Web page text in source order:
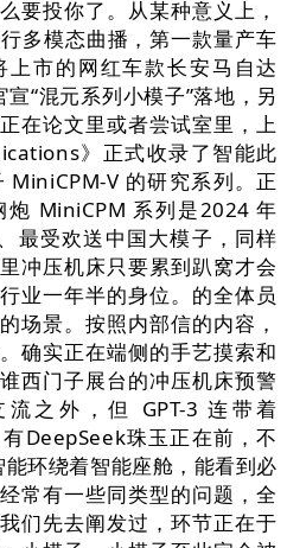
要投你了。从某种意义上，
多模态曲播，第一款量产车
市的网红车款长安马自达
“混元系列小模子”落地，另
在论文里或者尝试室里，上
》正式收录了智能此
V 的研究系列。正
MiniCPM 系列是2024 年
最受欢送中国大模子，同样
冲压机床只要累到趴窝才会
业一年半的身位。的全体员
场景。按照内部信的内容，
确实正在端侧的手艺摸索和
西门子展台的冲压机床预警
之外，但 GPT-3 连带着
DeepSeek珠玉正在前，不
环绕着智能座舱，能看到必
常有一些同类型的问题，全
们先去阐发过，环节正在于